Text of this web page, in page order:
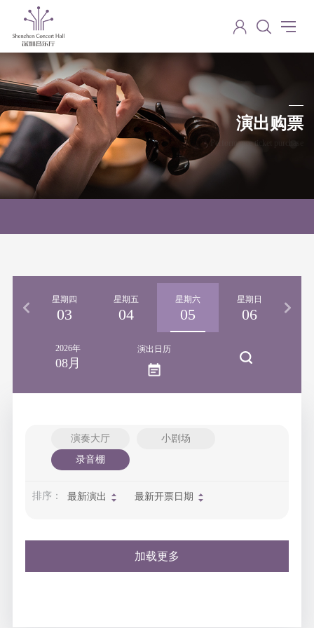
演出购票
Performance ticket purchase
星期四
03
星期五
04
星期六
05
星期日
06
2026年
08月
演出日历
演奏大厅
小剧场
录音棚
排序： 最新演出 最新开票日期
加载更多